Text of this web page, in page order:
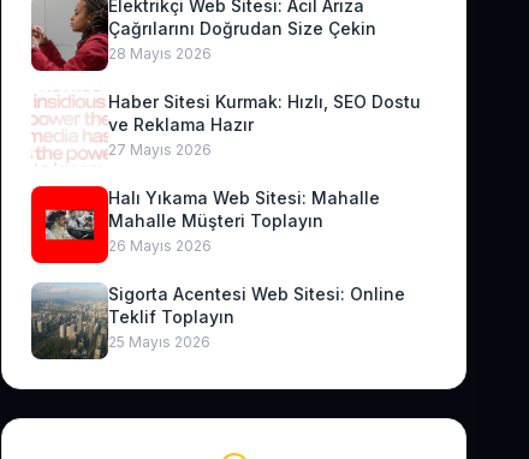
Elektrikçi Web Sitesi: Acil Arıza
Çağrılarını Doğrudan Size Çekin
28 Mayıs 2026
Haber Sitesi Kurmak: Hızlı, SEO Dostu
ve Reklama Hazır
27 Mayıs 2026
Halı Yıkama Web Sitesi: Mahalle
Mahalle Müşteri Toplayın
26 Mayıs 2026
Sigorta Acentesi Web Sitesi: Online
Teklif Toplayın
25 Mayıs 2026